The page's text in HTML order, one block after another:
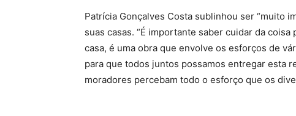
Patrícia Gonçalves Costa sublinhou ser “muito
suas casas. “É importante saber cuidar da
casa, é uma obra que envolve os esforços de
para que todos juntos possamos entregar esta
moradores percebam todo o esforço que os